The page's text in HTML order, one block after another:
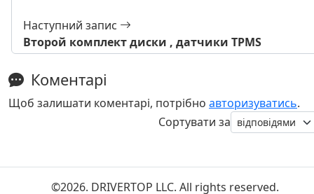
Наступний запис
Второй комплект диски , датчики TPMS
Коментарі
Щоб залишати коментарі, потрібно авторизуватись.
Сортувати за
©2026. DRIVERTOP LLC. All rights reserved.